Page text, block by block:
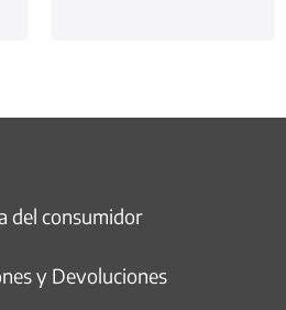
del consumidor
y Devoluciones